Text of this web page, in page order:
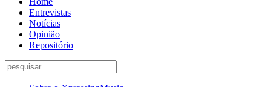
Entrevistas
Notícias
Opinião
Repositório